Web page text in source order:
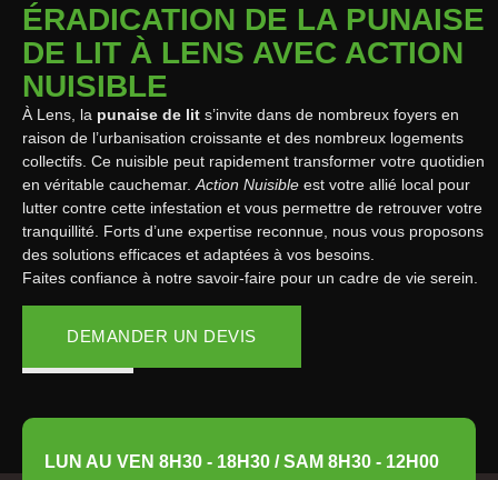
ÉRADICATION DE LA PUNAISE
DE LIT À LENS AVEC ACTION
NUISIBLE
À Lens, la punaise de lit s’invite dans de nombreux foyers en
raison de l’urbanisation croissante et des nombreux logements
collectifs. Ce nuisible peut rapidement transformer votre quotidien
en véritable cauchemar. Action Nuisible est votre allié local pour
lutter contre cette infestation et vous permettre de retrouver votre
tranquillité. Forts d’une expertise reconnue, nous vous proposons
des solutions efficaces et adaptées à vos besoins.
Faites confiance à notre savoir-faire pour un cadre de vie serein.
DEMANDER UN DEVIS
LUN AU VEN 8H30 - 18H30 / SAM 8H30 - 12H00